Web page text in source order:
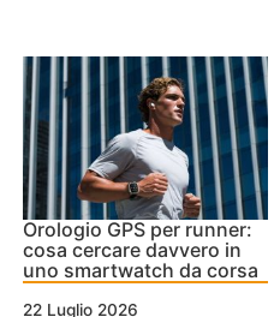
Orologio GPS per runner:
cosa cercare davvero in
uno smartwatch da corsa
22 Luglio 2026